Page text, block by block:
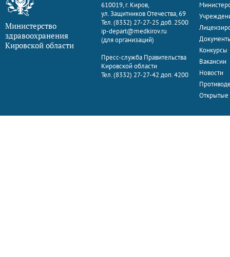
Министерство
здравоохранения
Кировской области
610019, г. Киров,
ул. Защитников Отечества, 69
Тел. (8332) 27-27-25 доб. 2500
ip-depart@medkirov.ru
(для организаций)
Пресс-служба Правительства
Кировской области
Тел. (8332) 27-27-42 доп. 4200
Конкурсы
Вакансии
Новости